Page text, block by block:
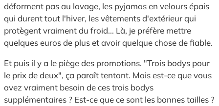
déforment pas au lavage, les pyjamas en velours épais
qui durent tout l'hiver, les vêtements d'extérieur qui
protègent vraiment du froid... Là, je préfère mettre
quelques euros de plus et avoir quelque chose de fiable.
Et puis il y a le piège des promotions. "Trois bodys pour
le prix de deux", ça paraît tentant. Mais est-ce que vous
avez vraiment besoin de ces trois bodys
supplémentaires ? Est-ce que ce sont les bonnes tailles ?